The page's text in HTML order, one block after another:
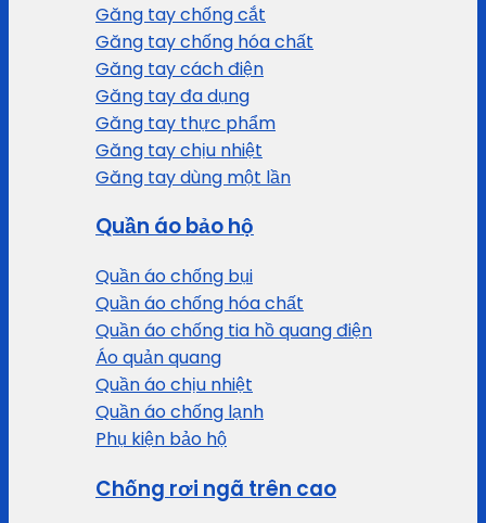
Găng tay chống cắt
Găng tay chống hóa chất
Găng tay cách điện
Găng tay đa dụng
Găng tay thực phẩm
Găng tay chịu nhiệt
Găng tay dùng một lần
Quần áo bảo hộ
Quần áo chống bụi
Quần áo chống hóa chất
Quần áo chống tia hồ quang điện
Áo quản quang
Quần áo chịu nhiệt
Quần áo chống lạnh
Phụ kiện bảo hộ
Chống rơi ngã trên cao